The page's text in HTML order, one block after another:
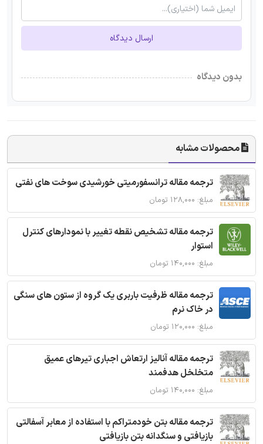
ارسال دیدگاه
بدون دیدگاه
محصولات مشابه
ترجمه مقاله ترانسفورمیتی خورشیدی سوخت های نفتی
مبلغ: ۱۲۸,۰۰۰ تومان
ترجمه مقاله تشخیص نقطه تغییر با نمودارهای کنترل
استوار
مبلغ: ۱۴۰,۰۰۰ تومان
ترجمه مقاله ظرفیت باربری یک گروه از ستون های سنگی
در خاک نرم
مبلغ: ۱۲۰,۰۰۰ تومان
ترجمه مقاله آنالیز ارتعاش اجباری تیرهای عمیق
متخلخل هدفمند
مبلغ: ۱۴۰,۰۰۰ تومان
ترجمه مقاله بتن خودمتراکم با استفاده از معابر آسفالتی
بازیافتی و سنگدانه بتن بازیافتی